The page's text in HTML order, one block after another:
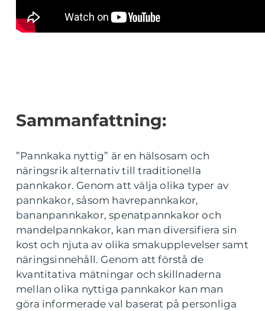
Sammanfattning:
”Pannkaka nyttig” är en hälsosam och
näringsrik alternativ till traditionella
pannkakor. Genom att välja olika typer av
pannkakor, såsom havrepannkakor,
bananpannkakor, spenatpannkakor och
mandelpannkakor, kan man diversifiera sin
kost och njuta av olika smakupplevelser samt
näringsinnehåll. Genom att förstå de
kvantitativa mätningar och skillnaderna
mellan olika nyttiga pannkakor kan man
göra informerade val baserat på personliga